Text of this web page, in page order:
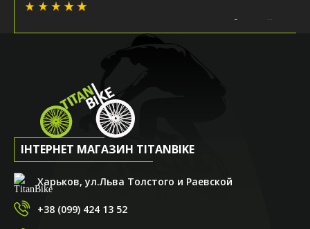
Решил сыну присмотреть велосипед. Магазин большой,
ассортимент гигантский!!! Очень помог с выбором
порадовали условия покупки. Со скидкой в 25% цена
стала довольно привлекательной. Вобщем, всем
рекомендую! Специалисты магазина точно смогут
подобрать вам железного друга на любой вкус!!!
ІНТЕРНЕТ МАГАЗИН TITANBIKE
Харьков, ул.Льва Толстого и Раевской
+38 (099) 424 13 52